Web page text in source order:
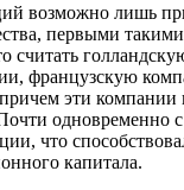
возможно лишь
первыми
считать
французскую
эти компании
одновременно
что
капитала.